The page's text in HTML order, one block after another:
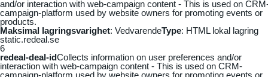
and/or interaction with web-campaign content - This is used on
campaign-platform used by website owners for promoting events or
products.
Maksimal lagringsvarighet: VedvarendeType: HTML lokal lagring
static.redeal.se
6
redeal-deal-idCollects information on user preferences and/or
interaction with web-campaign content - This is used on CRM-
campaign-platform used by website owners for promoting events or